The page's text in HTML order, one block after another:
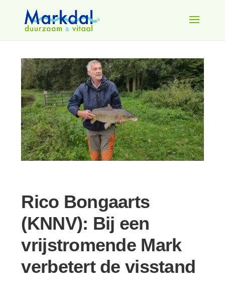
Rico Bongaarts
(KNNV): Bij een
vrijstromende Mark
verbetert de visstand